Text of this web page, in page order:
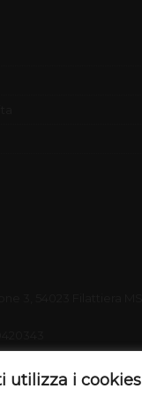
utilizza i cookies